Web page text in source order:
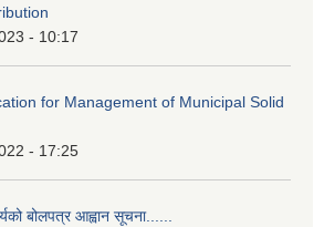
- 10:17
for Management of Municipal Solid
- 17:25
बोलपत्र आह्वान सूचना......